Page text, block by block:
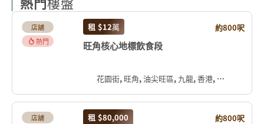
店舖
熱門
租 $12萬 約800呎
旺角核心地標飲食段
花園街, 旺角, 油尖旺區, 九龍, 香港, 中国
店舖
租 $80,000 約800呎